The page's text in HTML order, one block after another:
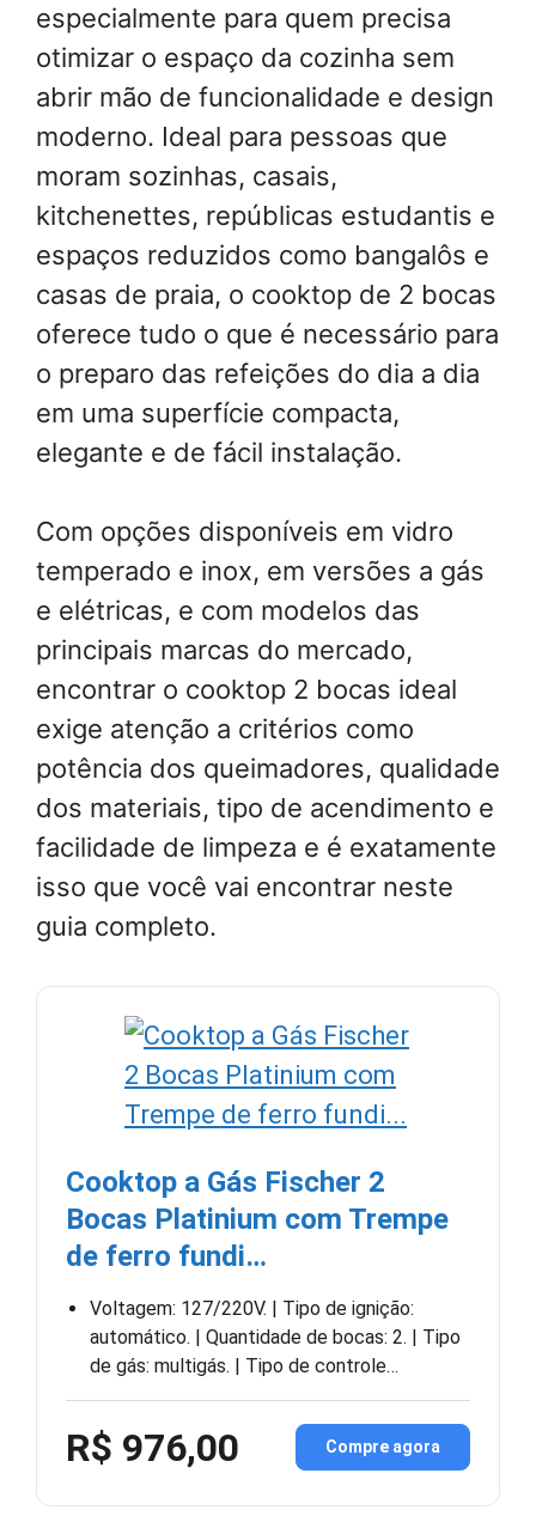
especialmente para quem precisa
otimizar o espaço da cozinha sem
abrir mão de funcionalidade e design
moderno. Ideal para pessoas que
moram sozinhas, casais,
kitchenettes, repúblicas estudantis e
espaços reduzidos como bangalôs e
casas de praia, o cooktop de 2 bocas
oferece tudo o que é necessário para
o preparo das refeições do dia a dia
em uma superfície compacta,
elegante e de fácil instalação.
Com opções disponíveis em vidro
temperado e inox, em versões a gás
e elétricas, e com modelos das
principais marcas do mercado,
encontrar o cooktop 2 bocas ideal
exige atenção a critérios como
potência dos queimadores, qualidade
dos materiais, tipo de acendimento e
facilidade de limpeza e é exatamente
isso que você vai encontrar neste
guia completo.
Cooktop a Gás Fischer 2
Bocas Platinium com Trempe
de ferro fundi…
Voltagem: 127/220V. | Tipo de ignição:
automático. | Quantidade de bocas: 2. | Tipo
de gás: multigás. | Tipo de controle…
R$ 976,00 Compre agora